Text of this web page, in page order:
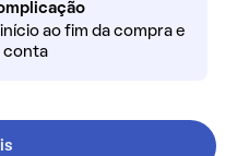
ao fim da compra e
conta